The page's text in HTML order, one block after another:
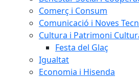
Comerç i Consum
Comunicació i Noves
Cultura i Patrimoni
Festa del Glaç
Igualtat
Economia i Hisenda